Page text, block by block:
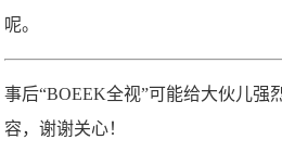
呢。
事后“BOEEK全视”可能给大伙儿强
容，谢谢关心！